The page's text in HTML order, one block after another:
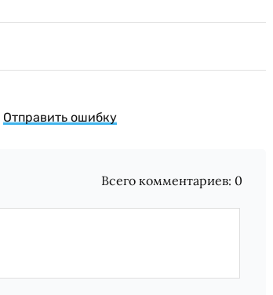
Отправить ошибку
Всего комментариев: 0